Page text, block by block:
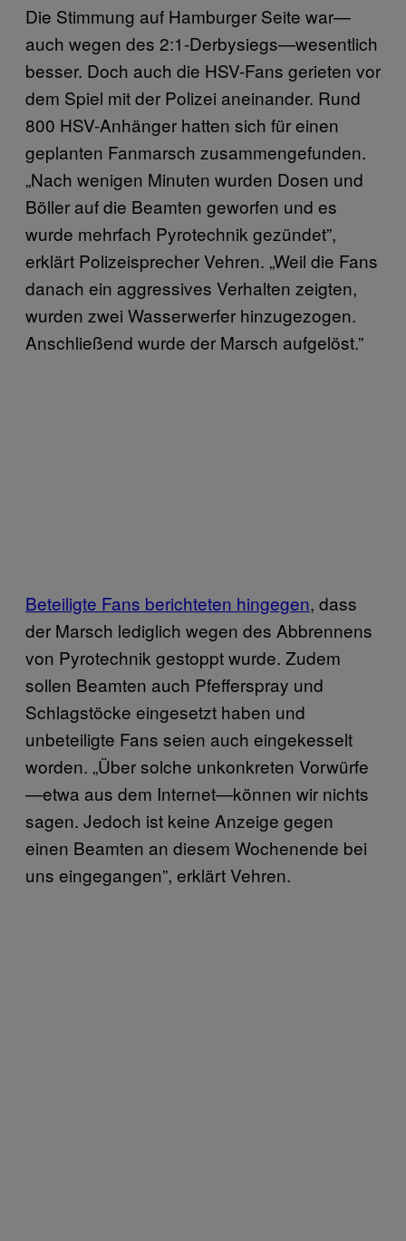
Die Stimmung auf Hamburger Seite war—
auch wegen des 2:1-Derbysiegs—wesentlich
besser. Doch auch die HSV-Fans gerieten vor
dem Spiel mit der Polizei aneinander. Rund
800 HSV-Anhänger hatten sich für einen
geplanten Fanmarsch zusammengefunden.
„Nach wenigen Minuten wurden Dosen und
Böller auf die Beamten geworfen und es
wurde mehrfach Pyrotechnik gezündet”,
erklärt Polizeisprecher Vehren. „Weil die Fans
danach ein aggressives Verhalten zeigten,
wurden zwei Wasserwerfer hinzugezogen.
Anschließend wurde der Marsch aufgelöst.”
Beteiligte Fans berichteten hingegen, dass
der Marsch lediglich wegen des Abbrennens
von Pyrotechnik gestoppt wurde. Zudem
sollen Beamten auch Pfefferspray und
Schlagstöcke eingesetzt haben und
unbeteiligte Fans seien auch eingekesselt
worden. „Über solche unkonkreten Vorwürfe
—etwa aus dem Internet—können wir nichts
sagen. Jedoch ist keine Anzeige gegen
einen Beamten an diesem Wochenende bei
uns eingegangen”, erklärt Vehren.